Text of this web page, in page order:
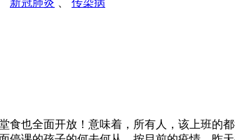
新冠肺炎
传染病
食也全面开放！意味着，所有人，该上班的